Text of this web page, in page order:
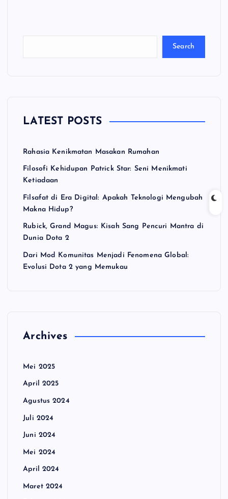
Search
LATEST POSTS
Rahasia Kenikmatan Masakan Rumahan
Filosofi Kehidupan Patrick Star: Seni Menikmati
Ketiadaan
Filsafat di Era Digital: Apakah Teknologi Mengubah
Makna Hidup?
Rubick, Grand Magus: Kisah Sang Pencuri Mantra di
Dunia Dota 2
Dari Mod Komunitas Menjadi Fenomena Global:
Evolusi Dota 2 yang Memukau
Archives
Mei 2025
April 2025
Agustus 2024
Juli 2024
Juni 2024
Mei 2024
April 2024
Maret 2024